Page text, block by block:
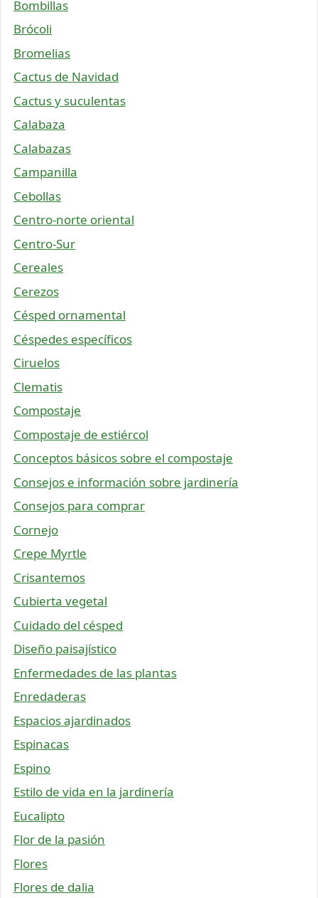
Bombillas
Brócoli
Bromelias
Cactus de Navidad
Cactus y suculentas
Calabaza
Calabazas
Campanilla
Cebollas
Centro-norte oriental
Centro-Sur
Cereales
Cerezos
Césped ornamental
Céspedes específicos
Ciruelos
Clematis
Compostaje
Compostaje de estiércol
Conceptos básicos sobre el compostaje
Consejos e información sobre jardinería
Consejos para comprar
Cornejo
Crepe Myrtle
Crisantemos
Cubierta vegetal
Cuidado del césped
Diseño paisajístico
Enfermedades de las plantas
Enredaderas
Espacios ajardinados
Espinacas
Espino
Estilo de vida en la jardinería
Eucalipto
Flor de la pasión
Flores
Flores de dalia